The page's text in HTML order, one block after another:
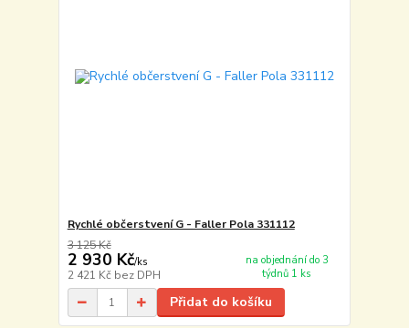
Rychlé občerstvení G - Faller Pola 331112
3 125 Kč
2 930 Kč/ks
2 421 Kč bez DPH
na objednání do 3
týdnů 1 ks
Přidat do košíku